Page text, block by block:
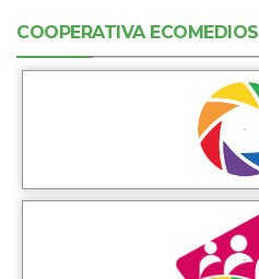
COOPERATIVA ECOMEDIOS